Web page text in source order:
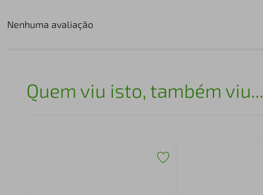
Nenhuma avaliação
Quem viu isto, também viu...